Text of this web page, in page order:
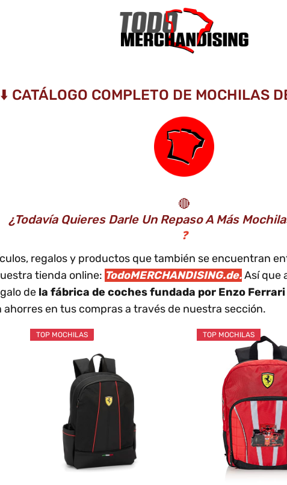
⬇️ CATÁLOGO COMPLETO DE MOCHILAS
🔴
¿Todavía Quieres Darle Un Repaso A Más
❓
regalos y productos que también se encuentran
tienda online: TodoMERCHANDISING.de.Así que
de la fábrica de coches fundada por Enzo Ferrari
en tus compras a través de nuestra sección.
TOP MOCHILAS TOP MOCHILAS